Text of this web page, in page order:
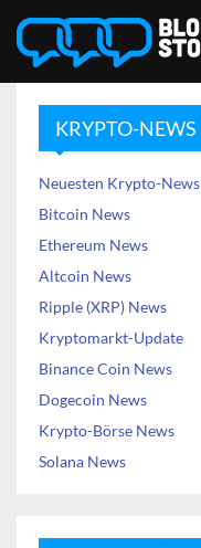
KRYPTO-NEWS
Neuesten Krypto-News
Bitcoin News
Ethereum News
Altcoin News
Ripple (XRP) News
Kryptomarkt-Update
Binance Coin News
Dogecoin News
Krypto-Börse News
Solana News